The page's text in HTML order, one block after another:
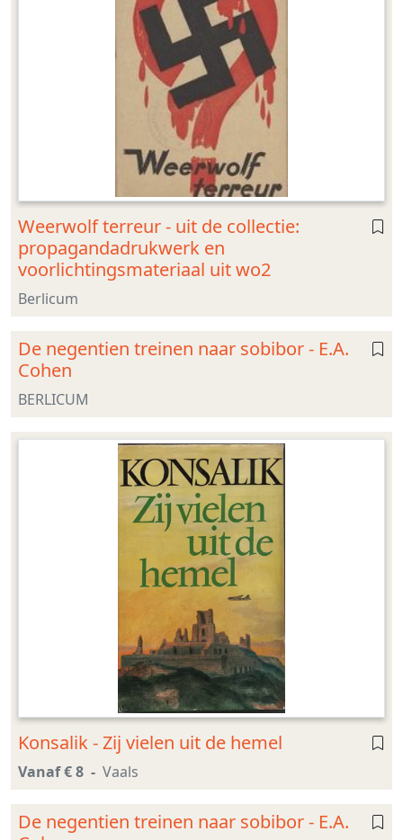
Weerwolf terreur - uit de collectie:
propagandadrukwerk en
voorlichtingsmateriaal uit wo2
Berlicum
De negentien treinen naar sobibor - E.A.
Cohen
BERLICUM
Konsalik - Zij vielen uit de hemel
Vanaf € 8 Vaals
De negentien treinen naar sobibor - E.A.